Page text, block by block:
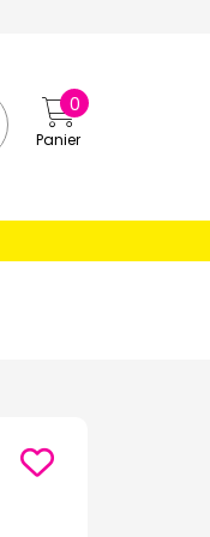
Panier
0